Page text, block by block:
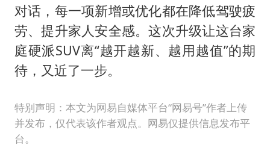
对话，每一项新增或优化都在降低驾驶疲
劳、提升家人安全感。这次升级让这台家
庭硬派SUV离“越开越新、越用越值”的期
待，又近了一步。
特别声明：本文为网易自媒体平台“网易号”作者上传
并发布，仅代表该作者观点。网易仅提供信息发布平
台。